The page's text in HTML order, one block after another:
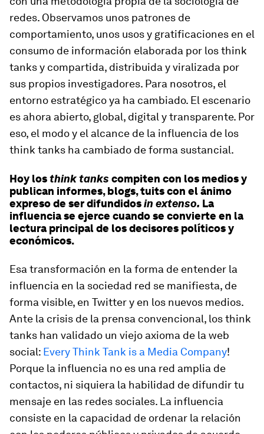
redes. Observamos unos patrones de
comportamiento, unos usos y gratificaciones en el
consumo de información elaborada por losthink
tanksy compartida, distribuida y viralizada por
sus propios investigadores. Para nosotros, el
entorno estratégico ya ha cambiado. El escenario
es ahora abierto, global, digital y transparente. Por
eso, el modo y el alcance de la influencia de los
think tanks ha cambiado de forma sustancial.
Hoy losthink tanks compiten con los medios y
publican informes, blogs, tuits con el ánimo
expreso de ser difundidosin extenso. La
influencia se ejerce cuando se convierte en la
lectura principal de los decisores políticos y
económicos.
Esa transformación en la forma de entender la
influencia en la sociedad red se manifiesta, de
forma visible, en Twitter y en los nuevos medios.
Ante la crisis de la prensa convencional, losthink
tanks han validado un viejo axioma de la web
social: Every Think Tank is a Media Company!
Porque la influencia no es una red amplia de
contactos, ni siquiera la habilidad de difundir tu
mensaje en las redes sociales. La influencia
consiste en la capacidad de ordenar la relación